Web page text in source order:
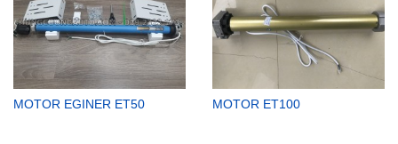
MOTOR EGINER ET50 MOTOR ET100